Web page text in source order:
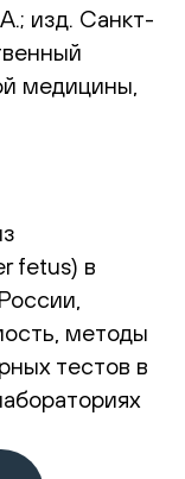
изд. Санкт-
медицины,
fetus) в
методы
тестов в